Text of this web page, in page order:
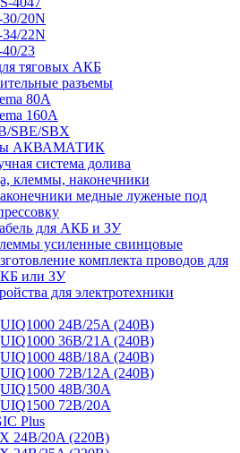
30/20N
34/22N
23
тяговых АКБ
разъемы
80A
160A
SBE/SBX
АКВАМАТИК
система долива
клеммы, наконечники
медные луженые под
для АКБ и ЗУ
усиленные свинцовые
комплекта проводов для
или ЗУ
для электротехники
24B/25A (240B)
36B/21A (240B)
48B/18A (240B)
72B/12A (240B)
48B/30A
72B/20A
Plus
24B/20A (220B)